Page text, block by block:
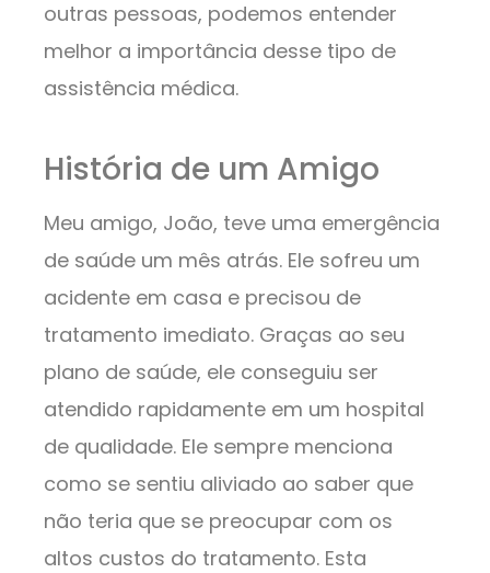
outras pessoas, podemos entender
melhor a importância desse tipo de
assistência médica.
História de um Amigo
Meu amigo, João, teve uma emergência
de saúde um mês atrás. Ele sofreu um
acidente em casa e precisou de
tratamento imediato. Graças ao seu
plano de saúde, ele conseguiu ser
atendido rapidamente em um hospital
de qualidade. Ele sempre menciona
como se sentiu aliviado ao saber que
não teria que se preocupar com os
altos custos do tratamento. Esta